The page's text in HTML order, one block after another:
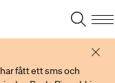
fått ett sms och
senare versioner av t ex